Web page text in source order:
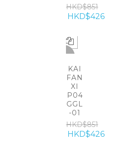
HKD$851
HKD$426
-50%
KAI
FAN
XI
P04
GGL
-01
HKD$851
HKD$426